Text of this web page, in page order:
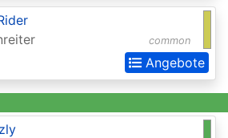
common
Angebote